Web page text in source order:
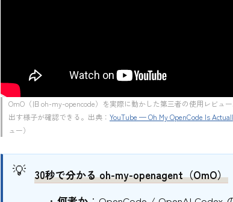
OmO（旧 oh-my-opencode）を実際に動かした第三者の使用レビュ
出す様子が確認できる。出典： YouTube — Oh My OpenCode Is
ュー）
30秒で分かる oh-my-openagent（OmO）